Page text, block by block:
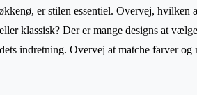
er stilen essentiel. Overvej,
klassisk? Der er mange designs at
indretning. Overvej at matche farver